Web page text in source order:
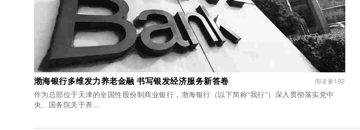
渤海银行多维发力养老金融 书写银发经济服务新答卷 阅读量192
作为总部位于天津的全国性股份制商业银行，渤海银行（以下简称“我行”）深入贯彻落实党中
央、国务院关于养...